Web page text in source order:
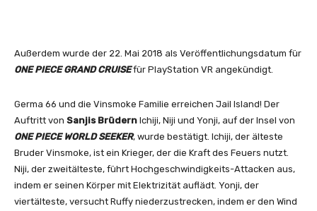
Außerdem wurde der 22. Mai 2018 als Veröffentlichungsdatum für
ONE PIECE GRAND CRUISEfür PlayStation VR angekündigt.
Germa 66 und die Vinsmoke Familie erreichen Jail Island! Der
Auftritt von Sanjis Brüdern Ichiji, Niji und Yonji, auf der Insel von
ONE PIECE WORLD SEEKER, wurde bestätigt. Ichiji, der älteste
Bruder Vinsmoke, ist ein Krieger, der die Kraft des Feuers nutzt.
Niji, der zweitälteste, führt Hochgeschwindigkeits-Attacken aus,
indem er seinen Körper mit Elektrizität auflädt. Yonji, der
viertälteste, versucht Ruffy niederzustrecken, indem er den Wind